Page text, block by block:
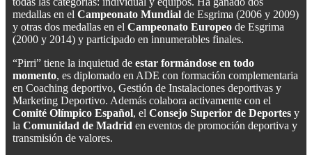
medallas en el Campeonato Mundial de Esgrima (2006 y 2009)
y otras dos medallas en el Campeonato Europeo de Esgrima
(2000 y 2014) y participado en innumerables finales.
“Pirri” tiene la inquietud de estar formándose en todo
momento, es diplomado en ADE con formación complementaria
en Coaching deportivo, Gestión de Instalaciones deportivas y
Marketing Deportivo. Además colabora activamente con el
Comité Olímpico Español, el Consejo Superior de Deportes y
la Comunidad de Madrid en eventos de promoción deportiva y
transmisión de valores.